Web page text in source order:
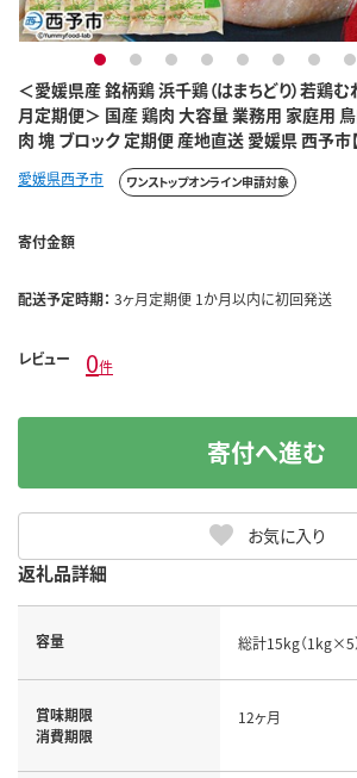
＜愛媛県産 銘柄鶏 浜千鶏（はまちどり）若鶏
月定期便＞ 国産 鶏肉 大容量 業務用 家庭用 鳥
肉 塊 ブロック 定期便 産地直送 愛媛県 西予市
1 2 3 4 5 6 7 8
愛媛県西予市 ワンストップオンライン申請対象
寄付金額
配送予定時期： 3ヶ月定期便 1か月以内に初回発送
レビュー 0件
お気に入り
寄付へ進む
返礼品詳細
容量 総計15kg（1kg×5
賞味期限
消費期限
12ヶ月